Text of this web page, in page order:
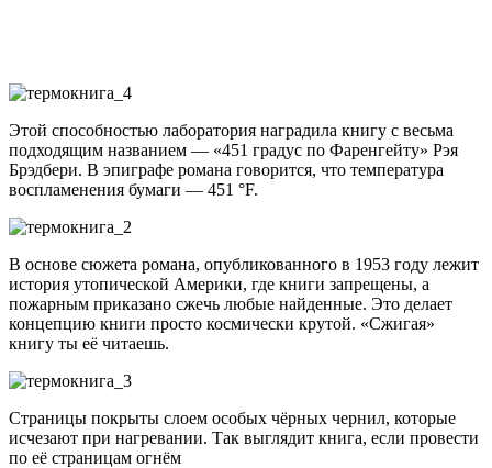
Этой способностью лаборатория наградила книгу с весьма
подходящим названием — «451 градус по Фаренгейту» Рэя
Брэдбери. В эпиграфе романа говорится, что температура
воспламенения бумаги — 451 °F.
В основе сюжета романа, опубликованного в 1953 году лежит
история утопической Америки, где книги запрещены, а
пожарным приказано сжечь любые найденные. Это делает
концепцию книги просто космически крутой. «Сжигая»
книгу ты её читаешь.
Страницы покрыты слоем особых чёрных чернил, которые
исчезают при нагревании. Так выглядит книга, если провести
по её страницам огнём